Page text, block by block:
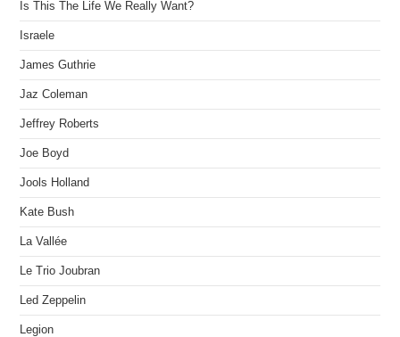
Is This The Life We Really Want?
Israele
James Guthrie
Jaz Coleman
Jeffrey Roberts
Joe Boyd
Jools Holland
Kate Bush
La Vallée
Le Trio Joubran
Led Zeppelin
Legion